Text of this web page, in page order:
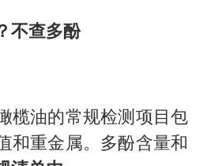
不查多酚
榄油的常规检测项目包
和重金属。多酚含量和